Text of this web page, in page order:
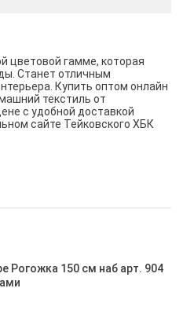
цветовой гамме, которая
Станет отличным
Купить оптом онлайн
текстиль от
с удобной доставкой
сайте Тейковского ХБК
Рогожка 150 см наб арт. 904